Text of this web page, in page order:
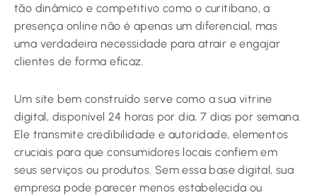
tão dinâmico e competitivo como o curitibano, a
presença online não é apenas um diferencial, mas
uma verdadeira necessidade para atrair e engajar
clientes de forma eficaz.
Um site bem construído serve como a sua vitrine
digital, disponível 24 horas por dia, 7 dias por semana.
Ele transmite credibilidade e autoridade, elementos
cruciais para que consumidores locais confiem em
seus serviços ou produtos. Sem essa base digital, sua
empresa pode parecer menos estabelecida ou